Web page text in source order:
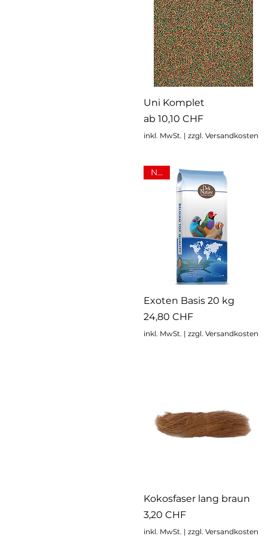
Schnellansicht
Uni Komplet
ab 10,10 CHF
Sale-Preis
inkl. MwSt. | zzgl. Versandkosten
Schnellansicht
NEU
Exoten Basis 20 kg
Preis
24,80 CHF
inkl. MwSt. | zzgl. Versandkosten
Schnellansicht
Kokosfaser lang braun
Preis
3,20 CHF
inkl. MwSt. | zzgl. Versandkosten